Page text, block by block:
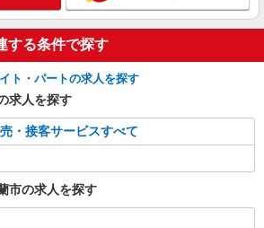
する条件で探す
ト・パートの求人を探す
求人を探す
・接客サービスすべて
市の求人を探す